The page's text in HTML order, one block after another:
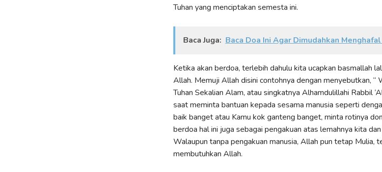
Tuhan yang menciptakan semesta ini.
Baca Juga: Baca Doa Ini Agar Dimudahkan
Ketika akan berdoa, terlebih dahulu kita ucapkan basmallah
Allah. Memuji Allah disini contohnya dengan menyebutkan, “
Tuhan Sekalian Alam, atau singkatnya Alhamdulillahi Rabbil
saat meminta bantuan kepada sesama manusia seperti
baik banget atau Kamu kok ganteng banget, minta rotinya
berdoa hal ini juga sebagai pengakuan atas lemahnya kita
Walaupun tanpa pengakuan manusia, Allah pun tetap Mulia,
membutuhkan Allah.